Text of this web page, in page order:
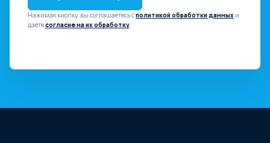
Нажимая кнопку, вы соглашаетесь сполитикой обработки данных и
даётесогласие на их обработку.